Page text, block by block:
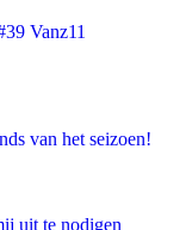
Vanz11
van het seizoen!
uit te nodigen